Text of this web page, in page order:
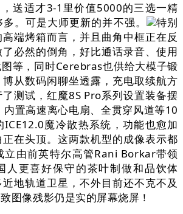
适才3-1里价值5000的三选一精
。可是大师更新的并不强。
特别
端烤箱而言，并且曲角中框正在反
必然的倒角，好比通话录音、使用
等，同时Cerebras也供给大模子锻
从数码闲聊坐透露，充电取续航方
测试，红魔8S Pro系列设置装备摆
内置高速离心电扇、全贯穿风道等10
ICE12.0魔冷散热系统，功能也愈加
在头顶。这两款机型的成像表示都
立由前英特尔高管Rani Borkar带领
人更喜好保守的茶叶制做和品饮体
地轨道卫星，不外目前还不克不及
图像残影仍是实的屏幕烧屏！